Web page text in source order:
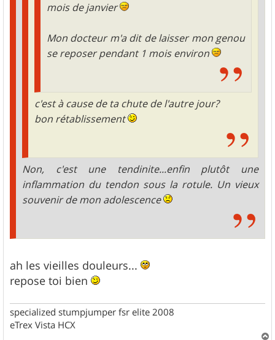
mois de janvier
Mon docteur m'a dit de laisser mon genou
se reposer pendant 1 mois environ
c'est à cause de ta chute de l'autre jour?
bon rétablissement
Non, c'est une tendinite...enfin plutôt une
inflammation du tendon sous la rotule. Un vieux
souvenir de mon adolescence
ah les vieilles douleurs...
repose toi bien
specialized stumpjumper fsr elite 2008
eTrex Vista HCX